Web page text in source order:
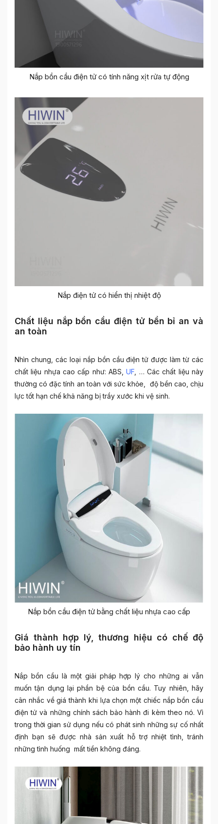
Nắp bồn cầu điện tử có tính năng xịt rửa tự động
Nắp điện tử có hiển thị nhiệt độ
Chất liệu nắp bồn cầu điện tử bền bỉ an và
an toàn
Nhìn chung, các loại nắp bồn cầu điện tử được làm từ các
chất liệu nhựa cao cấp như: ABS,UF , … Các chất liệu này
thường có đặc tính an toàn với sức khỏe, độ bền cao, chịu
lực tốt hạn chế khả năng bị trầy xước khi vệ sinh.
Nắp bồn cầu điện tử bằng chất liệu nhựa cao cấp
Giá thành hợp lý, thương hiệu có chế độ
bảo hành uy tín
Nắp bồn cầu là một giải pháp hợp lý cho những ai vẫn
muốn tận dụng lại phần bệ của bồn cầu. Tuy nhiên, hãy
cân nhắc về giá thành khi lựa chọn một chiếc nắp bồn cầu
điện tử và những chính sách bảo hành đi kèm theo nó. Vì
trong thời gian sử dụng nếu có phát sinh những sự cố nhất
định bạn sẽ được nhà sản xuất hỗ trợ nhiệt tình, tránh
những tình huống mất tiền không đáng.